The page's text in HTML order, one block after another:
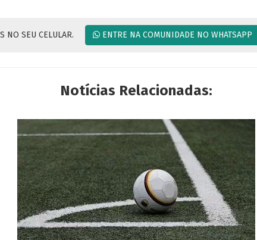
NO SEU CELULAR. ENTRE NA COMUNIDADE NO WHATSAPP
Notícias Relacionadas: